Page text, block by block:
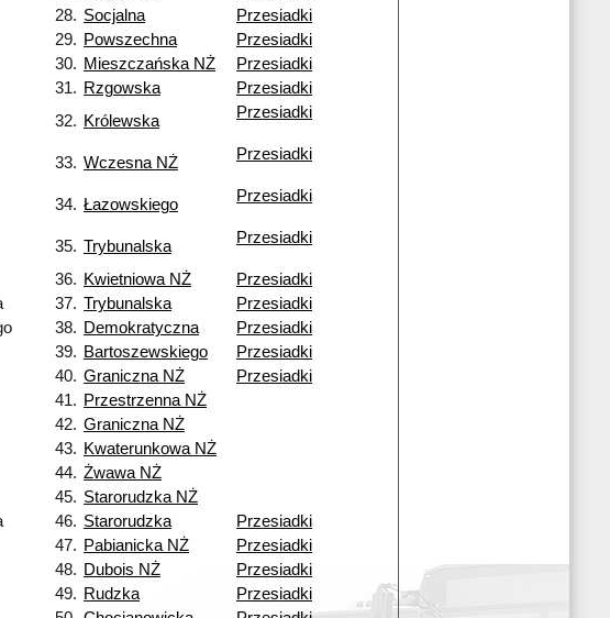
28. Socjalna
Przesiadki
29. Powszechna
Przesiadki
30. Mieszczańska NŻ
Przesiadki
31. Rzgowska
Przesiadki
32. Królewska Przesiadki
33. Wczesna NŻ Przesiadki
34. Łazowskiego Przesiadki
35. Trybunalska Przesiadki
36. Kwietniowa NŻ
Przesiadki
37. Trybunalska
Przesiadki
38. Demokratyczna
Przesiadki
39. Bartoszewskiego
Przesiadki
40. Graniczna NŻ
Przesiadki
41. Przestrzenna NŻ
42. Graniczna NŻ
43. Kwaterunkowa NŻ
44. Żwawa NŻ
45. Starorudzka NŻ
46. Starorudzka
Przesiadki
47. Pabianicka NŻ
Przesiadki
48. Dubois NŻ
Przesiadki
49. Rudzka
Przesiadki